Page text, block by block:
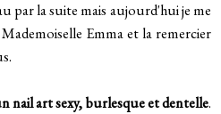
par la suite mais aujourd'hui je me
Emma et la remercier
nail art sexy, burlesque et dentelle.